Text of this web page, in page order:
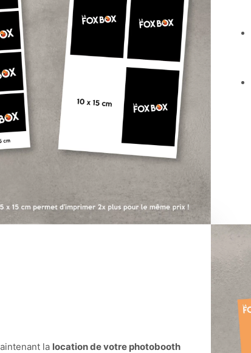
la location de votre photobooth